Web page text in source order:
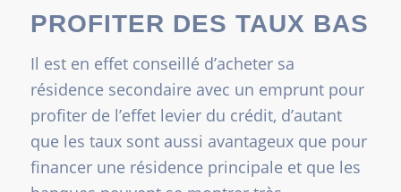
PROFITER DES TAUX BAS
Il est en effet conseillé d’acheter sa
résidence secondaire avec un emprunt pour
profiter de l’effet levier du crédit, d’autant
que les taux sont aussi avantageux que pour
financer une résidence principale et que les